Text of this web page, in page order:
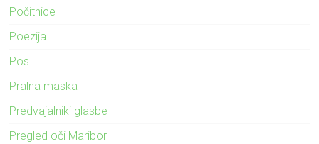
Počitnice
Poezija
Pos
Pralna maska
Predvajalniki glasbe
Pregled oči Maribor